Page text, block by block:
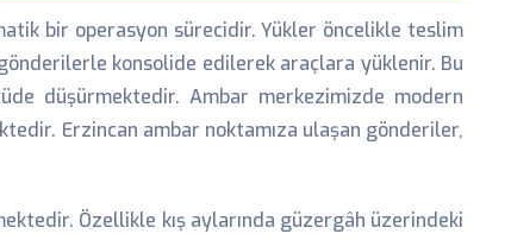
bir operasyon sürecidir. Yükler öncelikle teslim
konsolide edilerek araçlara yüklenir. Bu
düşürmektedir. Ambar merkezimizde modern
Erzincan ambar noktamıza ulaşan gönderiler,
Özellikle kış aylarında güzergâh üzerindeki